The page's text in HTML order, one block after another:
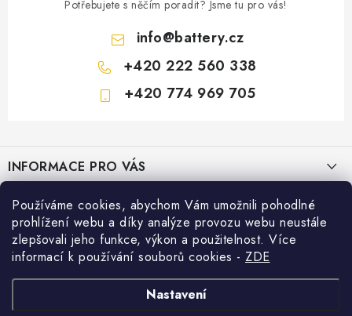
Používáme cookies, abychom Vám umožnili pohodlné
prohlížení webu a díky analýze provozu webu neustále
zlepšovali jeho funkce, výkon a použitelnost. Více
informací k používání souborů cookies - ZDE
Nastavení
Potřebujete s něčím poradit? Jsme tu pro vás!
info@battery.cz
+420 222 560 338
+420 774 969 705
pINFORMACE PRO VÁS
KONTAKTY
POŠTOVNÉ A DOPRAVA
KONFIGURÁTOR AUTOBATERIÍ
PRODEJNY BATTERY.CZ
Prodejna Brno - Pražákova ul.
Prodejna Praha - Brožíkova ul.
Konfigurátor AUTOBATERIE
Konfigurátor AUTOBATERIE
Vyhledávání